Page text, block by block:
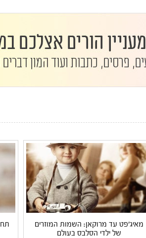
מאיג'פט עד מרוקאן: השמות המוזרים
של ילדי הסלבס בעולם